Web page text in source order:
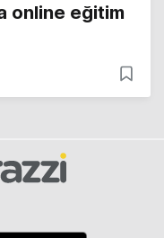
online eğitim